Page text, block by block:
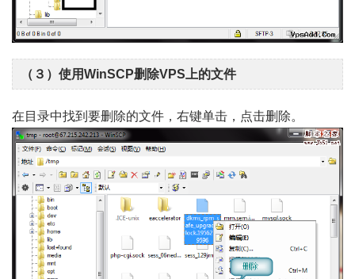
（３）使用WinSCP删除VPS上的文件
在目录中找到要删除的文件，右键单击，点击删除。